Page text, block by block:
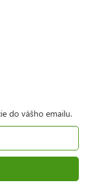
do vášho emailu.